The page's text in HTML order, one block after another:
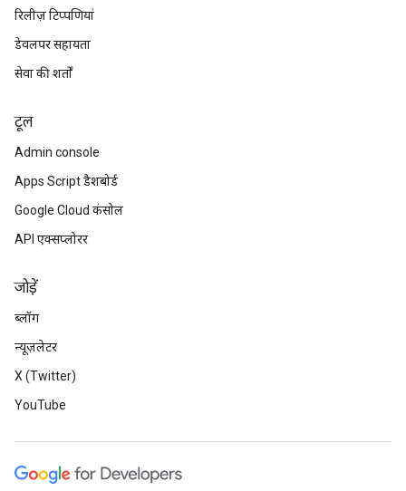
रिलीज़ टिप्पणियां
डेवलपर सहायता
सेवा की शर्तों
टूल
Admin console
Apps Script डैशबोर्ड
Google Cloud कंसोल
API एक्सप्लोरर
जोड़ें
ब्लॉग
न्यूज़लेटर
X (Twitter)
YouTube